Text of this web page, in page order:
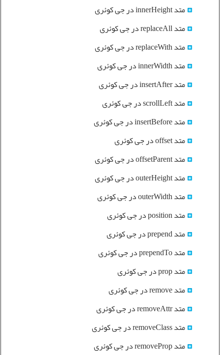
متد innerHeight در جی کوئری
متد replaceAll در جی کوئری
متد replaceWith در جی کوئری
متد innerWidth در جی کوئری
متد insertAfter در جی کوئری
متد scrollLeft در جی کوئری
متد insertBefore در جی کوئری
متد offset در جی کوئری
متد offsetParent در جی کوئری
متد outerHeight در جی کوئری
متد outerWidth در جی کوئری
متد position در جی کوئری
متد prepend در جی کوئری
متد prependTo در جی کوئری
متد prop در جی کوئری
متد remove در جی کوئری
متد removeAttr در جی کوئری
متد removeClass در جی کوئری
متد removeProp در جی کوئری